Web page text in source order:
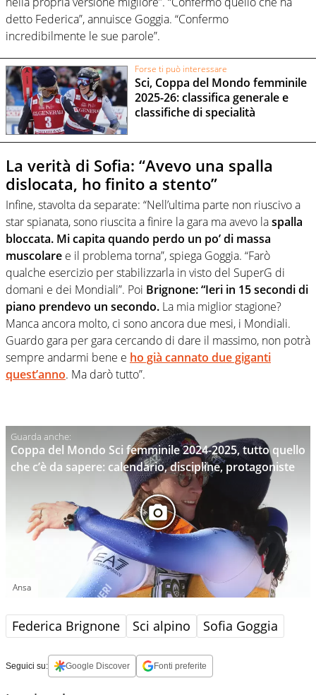
detto Federica”, annuisce Goggia. “Confermo
incredibilmente le sue parole”.
Forse ti può interessare
Sci, Coppa del Mondo femminile
2025-26: classifica generale e
classifiche di specialità
La verità di Sofia: “Avevo una spalla
dislocata, ho finito a stento”
Infine, stavolta da separate: “Nell’ultima parte non riuscivo a
star spianata, sono riuscita a finire la gara ma avevo laspalla
bloccata. Mi capita quando perdo un po’ di massa
muscolare e il problema torna”, spiega Goggia. “Farò
qualche esercizio per stabilizzarla in visto del SuperG di
domani e dei Mondiali”. Poi Brignone: “Ieri in 15 secondi di
piano prendevo un secondo. La mia miglior stagione?
Manca ancora molto, ci sono ancora due mesi, i Mondiali.
Guardo gara per gara cercando di dare il massimo, non potrà
sempre andarmi bene e ho già cannato due giganti
quest’anno. Ma darò tutto”.
Coppa del Mondo Sci femminile 2024-2025, tutto quello
che c’è da sapere: calendario, discipline, protagoniste
Ansa
Federica Brignone Sci alpino Sofia Goggia
Seguici su: Google Discover Fonti preferite